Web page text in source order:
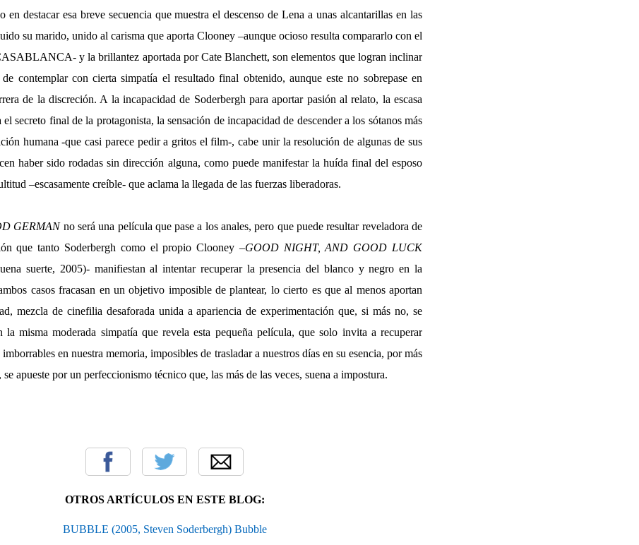
en destacar esa breve secuencia que muestra el descenso de Lena a unas alcantarillas en las
su marido, unido al carisma que aporta Clooney –aunque ocioso resulta compararlo con el
y la brillantez aportada por Cate Blanchett, son elementos que logran inclinar
contemplar con cierta simpatía el resultado final obtenido, aunque este no sobrepase en
de la discreción. A la incapacidad de Soderbergh para aportar pasión al relato, la escasa
secreto final de la protagonista, la sensación de incapacidad de descender a los sótanos más
humana -que casi parece pedir a gritos el film-, cabe unir la resolución de algunas de sus
haber sido rodadas sin dirección alguna, como puede manifestar la huída final del esposo
–escasamente creíble- que aclama la llegada de las fuerzas liberadoras.
GERMANno será una película que pase a los anales, pero que puede resultar reveladora de
que tanto Soderbergh como el propio Clooney –GOOD NIGHT, AND GOOD LUCK
suerte, 2005)- manifiestan al intentar recuperar la presencia del blanco y negro en la
casos fracasan en un objetivo imposible de plantear, lo cierto es que al menos aportan
mezcla de cinefilia desaforada unida a apariencia de experimentación que, si más no, se
la misma moderada simpatía que revela esta pequeña película, que solo invita a recuperar
en nuestra memoria, imposibles de trasladar a nuestros días en su esencia, por más
se apueste por un perfeccionismo técnico que, las más de las veces, suena a impostura.
OTROS ARTÍCULOS EN ESTE BLOG:
BUBBLE (2005, Steven Soderbergh) Bubble